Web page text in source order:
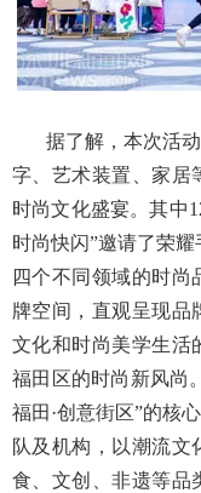
据了解，本次活动
字、艺术装置、家居
时尚文化盛宴。其中
时尚快闪”邀请了荣
四个不同领域的时尚
牌空间，直观呈现品
文化和时尚美学生活
福田区的时尚新风尚
福田·创意街区”的核
队及机构，以潮流文
食、文创、非遗等品